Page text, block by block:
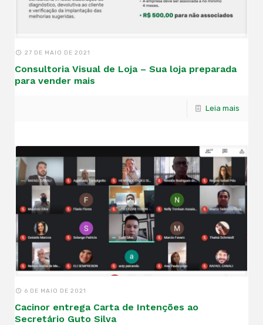
27 DE MAIO DE 2021
Consultoria Visual de Loja – Sua loja preparada
para vender mais
Leia mais
6 DE MAIO DE 2021
Cacinor entrega Carta de Intenções ao
Secretário Guto Silva